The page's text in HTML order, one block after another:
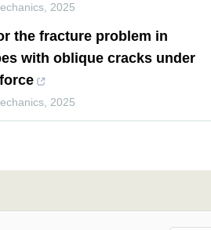
, 2025
the fracture problem in
with oblique cracks under
, 2025